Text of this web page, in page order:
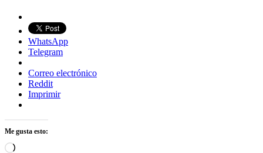
WhatsApp
Telegram
Correo electrónico
Reddit
Imprimir
Me gusta esto:
Cargando...